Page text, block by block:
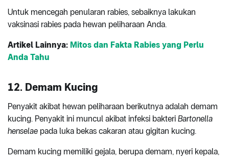
Untuk mencegah penularan rabies, sebaiknya lakukan
vaksinasi rabies pada hewan peliharaan Anda.
Artikel Lainnya: Mitos dan Fakta Rabies yang Perlu
Anda Tahu
12. Demam Kucing
Penyakit akibat hewan peliharaan berikutnya adalah demam
kucing. Penyakit ini muncul akibat infeksi bakteri Bartonella
henselae pada luka bekas cakaran atau gigitan kucing.
Demam kucing memiliki gejala, berupa demam, nyeri kepala,